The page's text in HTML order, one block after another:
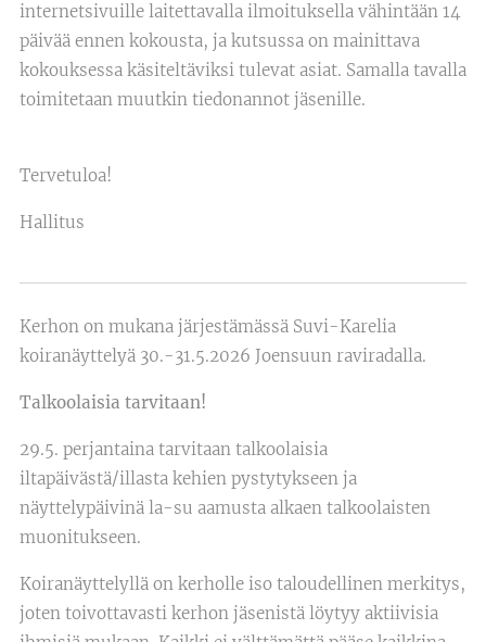
internetsivuille laitettavalla ilmoituksella vähintään 14
päivää ennen kokousta, ja kutsussa on mainittava
kokouksessa käsiteltäviksi tulevat asiat. Samalla tavalla
toimitetaan muutkin tiedonannot jäsenille.
Tervetuloa!
Hallitus
Kerhon on mukana järjestämässä Suvi-Karelia
koiranäyttelyä 30.-31.5.2026 Joensuun raviradalla.
Talkoolaisia tarvitaan!
29.5. perjantaina tarvitaan talkoolaisia
iltapäivästä/illasta kehien pystytykseen ja
näyttelypäivinä la-su aamusta alkaen talkoolaisten
muonitukseen.
Koiranäyttelyllä on kerholle iso taloudellinen merkitys,
joten toivottavasti kerhon jäsenistä löytyy aktiivisia